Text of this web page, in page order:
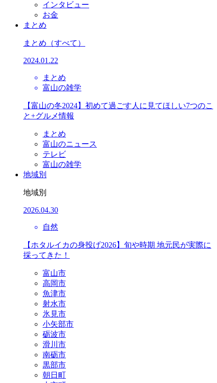
インタビュー
お金
まとめ
まとめ （すべて）
2024.01.22
まとめ
富山の雑学
【富山の冬2024】初めて過ごす人に見てほしい7つのこ
と+グルメ情報
まとめ
富山のニュース
テレビ
富山の雑学
地域別
地域別
2026.04.30
自然
【ホタルイカの身投げ2026】旬や時期 地元民が実際に
採ってきた！
富山市
高岡市
魚津市
射水市
氷見市
小矢部市
砺波市
滑川市
南砺市
黒部市
朝日町